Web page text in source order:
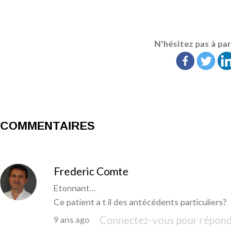
N'hésitez pas à
COMMENTAIRES
Frederic Comte
Etonnant…
Ce patient a t il des antécédents particuliers?
9 ans ago
Connectez-vous pour